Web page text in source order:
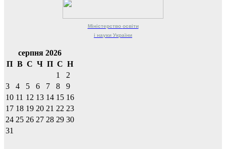
Міністерство освіти
і науки України
серпня 2026
П В С Ч П С Н
1
2
3
4 5 6 7 8
9
10 11 12 13 14 15 16
17 18 19 20 21 22 23
24 25 26 27 28 29 30
31